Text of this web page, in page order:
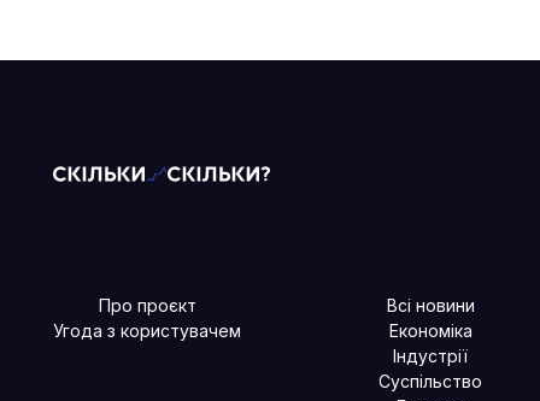
Про проєкт
Угода з користувачем
Всі новини
Економіка
Індустрії
Суспільство